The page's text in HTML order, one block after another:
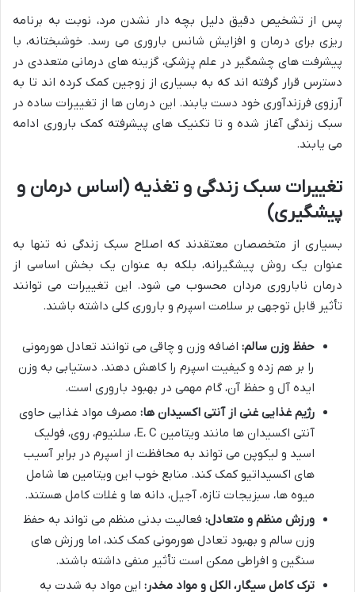
پس از تشخیص دقیق دلیل بچه دار نشدن مرد، نوبت به برنامه
ریزی برای درمان و افزایش شانس باروری می رسد. خوشبختانه، با
پیشرفت های چشمگیر در علم پزشکی، گزینه های درمانی متعددی در
دسترس قرار گرفته اند که به بسیاری از زوجین کمک کرده اند تا به
آرزوی فرزندآوری خود دست یابند. این درمان ها از تغییرات ساده در
سبک زندگی آغاز شده و تا تکنیک های پیشرفته کمک باروری ادامه
می یابند.
تغییرات سبک زندگی و تغذیه (اساس درمان و
پیشگیری)
بسیاری از متخصصان معتقدند که اصلاح سبک زندگی نه تنها به
عنوان یک روش پیشگیرانه، بلکه به عنوان یک بخش اساسی از
درمان ناباروری مردان محسوب می شود. این تغییرات می توانند
تأثیر قابل توجهی بر سلامت اسپرم و باروری کلی داشته باشند.
حفظ وزن سالم: اضافه وزن و چاقی می توانند تعادل هورمونی
را بر هم زده و کیفیت اسپرم را کاهش دهند. دستیابی به وزن
ایده آل و حفظ آن، گام مهمی در بهبود باروری است.
رژیم غذایی غنی از آنتی اکسیدان ها: مصرف مواد غذایی حاوی
آنتی اکسیدان ها مانند ویتامین E، C، سلنیوم، روی، فولیک
اسید و لیکوپن می تواند به محافظت از اسپرم در برابر آسیب
های اکسیداتیو کمک کند. منابع خوب این ویتامین ها شامل
میوه ها، سبزیجات تازه، آجیل، دانه ها و غلات کامل هستند.
ورزش منظم و متعادل: فعالیت بدنی منظم می تواند به حفظ
وزن سالم و بهبود تعادل هورمونی کمک کند، اما ورزش های
سنگین و افراطی ممکن است تأثیر منفی داشته باشند.
ترک کامل سیگار، الکل و مواد مخدر: این مواد به شدت به